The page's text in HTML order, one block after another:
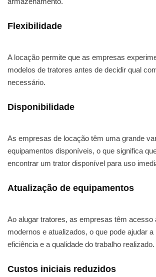
Flexibilidade
A locação permite que as empresas
modelos de tratores antes de decidir qual
necessário.
Disponibilidade
As empresas de locação têm uma grande
equipamentos disponíveis, o que significa
encontrar um trator disponível para uso
Atualização de equipamentos
Ao alugar tratores, as empresas têm acesso
modernos e atualizados, o que pode ajudar a
eficiência e a qualidade do trabalho realizado.
Custos iniciais reduzidos